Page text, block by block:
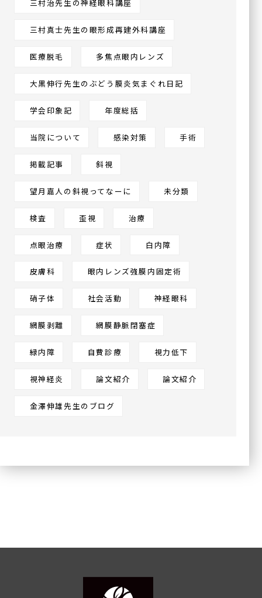
三村治先生の神経眼科講座
三村真士先生の眼形成再建外科講座
医療脱毛 多焦点眼内レンズ
大黒伸行先生のぶどう膜炎気まぐれ日記
学会印象記 年度総括
当院について 感染対策 手術
掲載記事 斜視
望月嘉人の斜視ってなーに 未分類
検査 歪視 治療
点眼治療 症状 白内障
皮膚科 眼内レンズ強膜内固定術
硝子体 社会活動 神経眼科
網膜剥離 網膜静脈閉塞症
緑内障 自費診療 視力低下
視神経炎 論文紹介 論文紹介
金澤伸雄先生のブログ